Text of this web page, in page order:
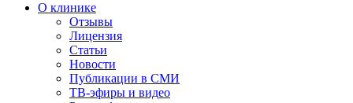
О клинике
Отзывы
Лицензия
Статьи
Новости
Публикации в СМИ
ТВ-эфиры и видео